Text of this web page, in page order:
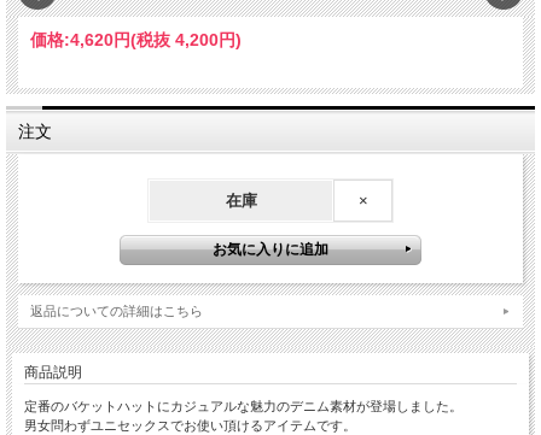
価格:4,620円(税抜 4,200円)
注文
在庫 ×
返品についての詳細はこちら
商品説明
定番のバケットハットにカジュアルな魅力のデニム素材が登場しました。
男女問わずユニセックスでお使い頂けるアイテムです。